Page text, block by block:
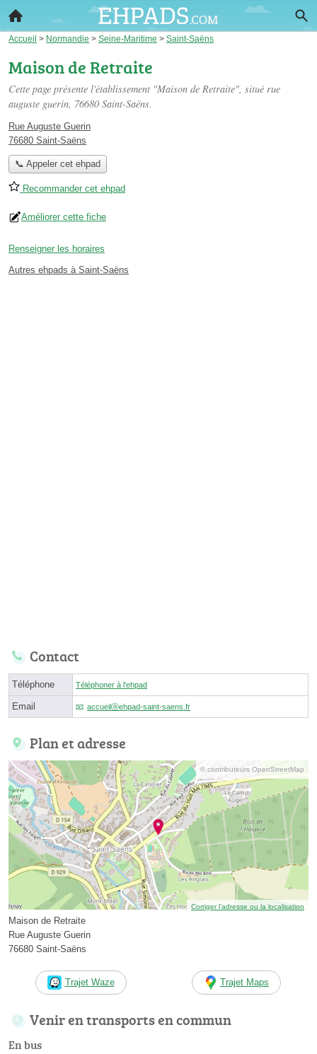
Accueil > Normandie > Seine-Maritime > Saint-Saëns
Maison de Retraite
Cette page présente l'établissement "Maison de Retraite", situé rue
auguste guerin, 76680 Saint-Saëns.
Rue Auguste Guerin
76680 Saint-Saëns
📞 Appeler cet ehpad
Recommander cet ehpad
Améliorer cette fiche
Renseigner les horaires
Autres ehpads à Saint-Saëns
Contact
Téléphone Téléphoner à l'ehpad
Email accueilⓐehpad-saint-saens.fr
Plan et adresse
© contributeurs OpenStreetMap
Corriger l’adresse ou la localisation
Maison de Retraite
Rue Auguste Guerin
76680 Saint-Saëns
Trajet Waze Trajet Maps
Venir en transports en commun
En bus